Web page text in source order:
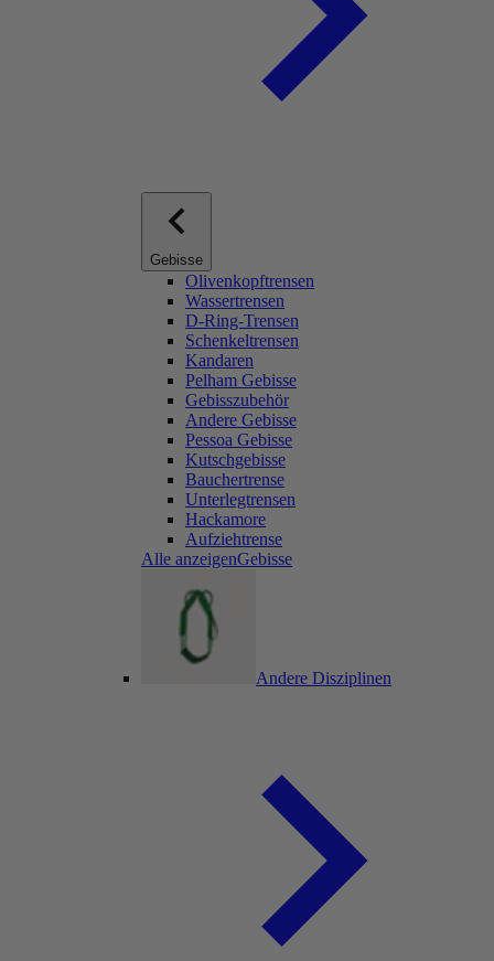
Gebisse
Olivenkopftrensen
Wassertrensen
D-Ring-Trensen
Schenkeltrensen
Kandaren
Pelham Gebisse
Gebisszubehör
Andere Gebisse
Pessoa Gebisse
Kutschgebisse
Bauchertrense
Unterlegtrensen
Hackamore
Aufziehtrense
Alle anzeigenGebisse
Andere Disziplinen